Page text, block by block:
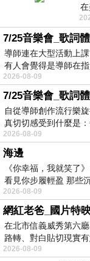
7/25音樂會_歌詞
導師連在大型活動上
有人會覺得是導師在
2026-08-09
7/25音樂會_歌詞
自從導師創作流行樂
真切切感受到什麼是
2026-08-09
海邊
《你幸福，我就笑了
看見你步履輕盈 那些
2026-08-09
網紅老爸_國片特
在北市信義威秀第六
路轉、對白貼切現實
糊、
2026-08-09